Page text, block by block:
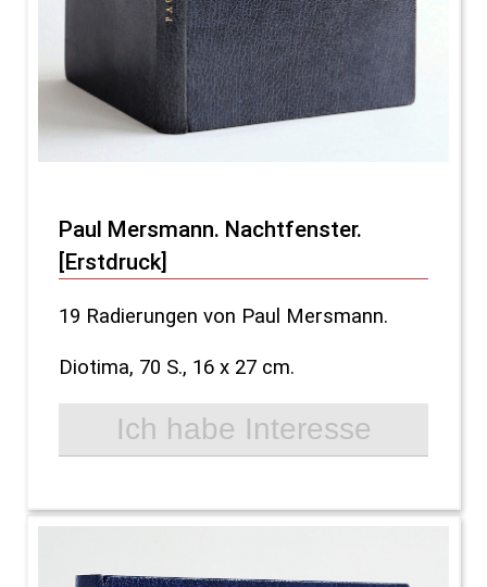
Paul Mersmann. Nachtfenster.
[Erstdruck]
19 Radierungen von Paul Mersmann.
Diotima, 70 S., 16 x 27 cm.